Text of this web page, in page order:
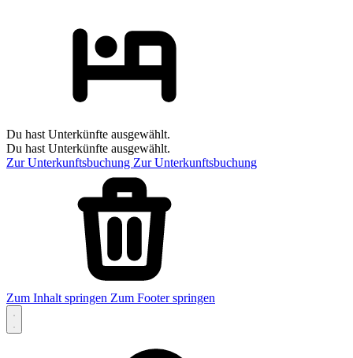
Du hast Unterkünfte ausgewählt.
Du hast Unterkünfte ausgewählt.
Zur Unterkunftsbuchung Zur Unterkunftsbuchung
Zum Inhalt springen Zum Footer springen